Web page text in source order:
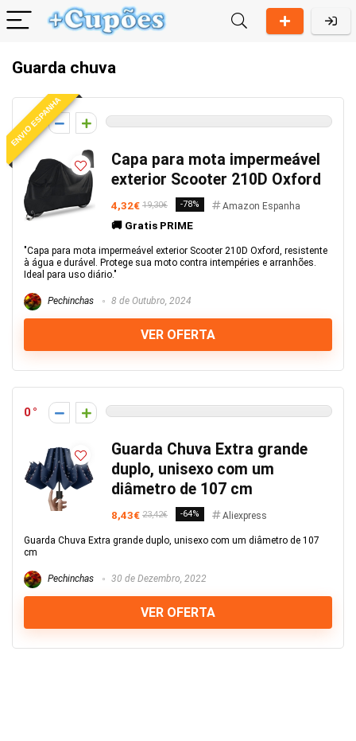
Guarda chuva
ENVIO ESPANHA
0
Capa para mota impermeável
exterior Scooter 210D Oxford
4,32€ 19,30€ -78% Amazon Espanha
🚚 Gratis PRIME
"Capa para mota impermeável exterior Scooter 210D Oxford, resistente
à água e durável. Protege sua moto contra intempéries e arranhões.
Ideal para uso diário."
Pechinchas 8 de Outubro, 2024
VER OFERTA
0
Guarda Chuva Extra grande
duplo, unisexo com um
diâmetro de 107 cm
8,43€ 23,42€ -64% Aliexpress
Guarda Chuva Extra grande duplo, unisexo com um diâmetro de 107
cm
Pechinchas 30 de Dezembro, 2022
VER OFERTA